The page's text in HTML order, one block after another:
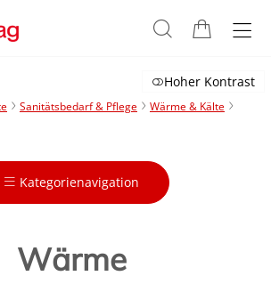
Hoher Kontrast
Sanitätsbedarf & Pflege
Wärme & Kälte
Kategorienavigation
Wärme